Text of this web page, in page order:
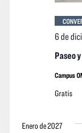
Paseo
6 de
Campus
Gratis
Enero de 2027